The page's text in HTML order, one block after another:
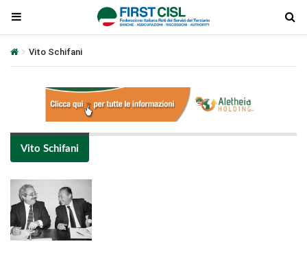
Vito Schifani
Vito Schifani